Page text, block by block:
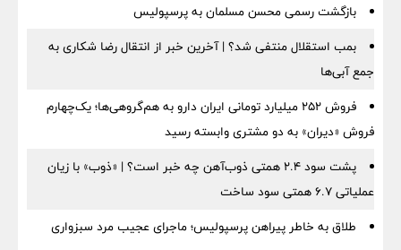
بازگشت رسمی محسن مسلمان به پرسپولیس
بمب استقلال منتفی شد؟ | آخرین خبر از انتقال رضا شکاری به
جمع آبی‌ها
فروش ۲۵۲ میلیارد تومانی ایران دارو به هم‌گروهی‌ها؛ یک‌چهارم
فروش «دیران» به دو مشتری وابسته رسید
پشت سود ۲.۴ همتی ذوب‌آهن چه خبر است؟ | «ذوب» با زیان
عملیاتی ۶.۷ همتی سود ساخت
طلاق به خاطر پیراهن پرسپولیس؛ ماجرای عجیب مرد سبزواری